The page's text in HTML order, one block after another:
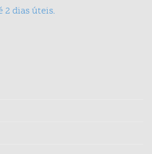
2 dias úteis.